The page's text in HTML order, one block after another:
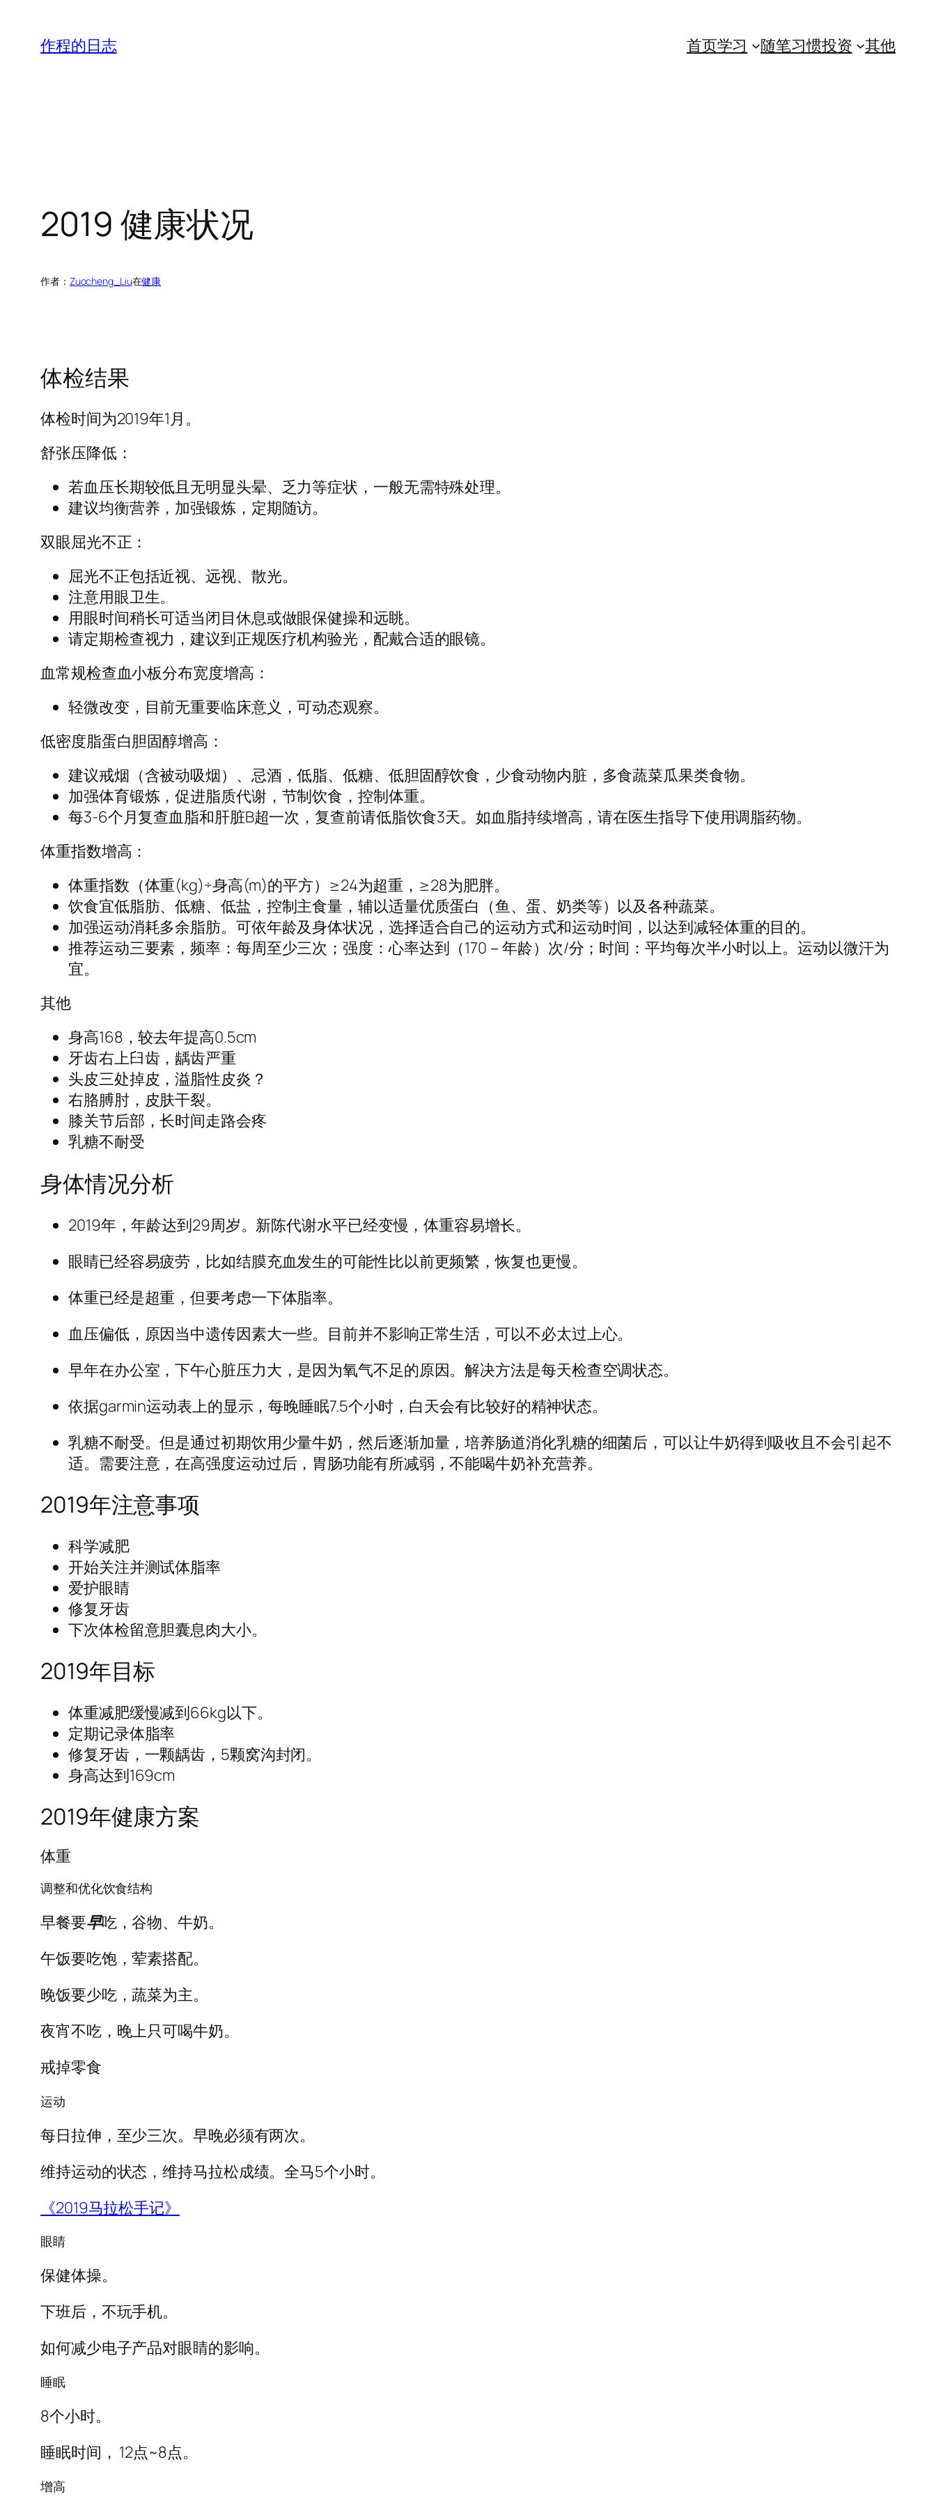
作程的日志 首页学习 随笔习惯投资 其他
2019 健康状况
作者： Zuocheng_Liu在健康
体检结果
体检时间为2019年1月。
舒张压降低：
若血压长期较低且无明显头晕、乏力等症状，一般无需特殊处理。
建议均衡营养，加强锻炼，定期随访。
双眼屈光不正：
屈光不正包括近视、远视、散光。
注意用眼卫生。
用眼时间稍长可适当闭目休息或做眼保健操和远眺。
请定期检查视力，建议到正规医疗机构验光，配戴合适的眼镜。
血常规检查血小板分布宽度增高：
轻微改变，目前无重要临床意义，可动态观察。
低密度脂蛋白胆固醇增高：
建议戒烟（含被动吸烟）、忌酒，低脂、低糖、低胆固醇饮食，少食动物内脏，多食蔬菜瓜果类食物。
加强体育锻炼，促进脂质代谢，节制饮食，控制体重。
每3-6个月复查血脂和肝脏B超一次，复查前请低脂饮食3天。如血脂持续增高，请在医生指导下使用调脂药物。
体重指数增高：
体重指数（体重(kg)÷身高(m)的平方）≥24为超重，≥28为肥胖。
饮食宜低脂肪、低糖、低盐，控制主食量，辅以适量优质蛋白（鱼、蛋、奶类等）以及各种蔬菜。
加强运动消耗多余脂肪。可依年龄及身体状况，选择适合自己的运动方式和运动时间，以达到减轻体重的目的。
推荐运动三要素，频率：每周至少三次；强度：心率达到（170－年龄）次/分；时间：平均每次半小时以上。运动以微汗为
宜。
其他
身高168，较去年提高0.5cm
牙齿右上臼齿，龋齿严重
头皮三处掉皮，溢脂性皮炎？
右胳膊肘，皮肤干裂。
膝关节后部，长时间走路会疼
乳糖不耐受
身体情况分析
2019年，年龄达到29周岁。新陈代谢水平已经变慢，体重容易增长。
眼睛已经容易疲劳，比如结膜充血发生的可能性比以前更频繁，恢复也更慢。
体重已经是超重，但要考虑一下体脂率。
血压偏低，原因当中遗传因素大一些。目前并不影响正常生活，可以不必太过上心。
早年在办公室，下午心脏压力大，是因为氧气不足的原因。解决方法是每天检查空调状态。
依据garmin运动表上的显示，每晚睡眠7.5个小时，白天会有比较好的精神状态。
乳糖不耐受。但是通过初期饮用少量牛奶，然后逐渐加量，培养肠道消化乳糖的细菌后，可以让牛奶得到吸收且不会引起不
适。需要注意，在高强度运动过后，胃肠功能有所减弱，不能喝牛奶补充营养。
2019年注意事项
科学减肥
开始关注并测试体脂率
爱护眼睛
修复牙齿
下次体检留意胆囊息肉大小。
2019年目标
体重减肥缓慢减到66kg以下。
定期记录体脂率
修复牙齿，一颗龋齿，5颗窝沟封闭。
身高达到169cm
2019年健康方案
体重
调整和优化饮食结构
早餐要早吃，谷物、牛奶。
午饭要吃饱，荤素搭配。
晚饭要少吃，蔬菜为主。
夜宵不吃，晚上只可喝牛奶。
戒掉零食
运动
每日拉伸，至少三次。早晚必须有两次。
维持运动的状态，维持马拉松成绩。全马5个小时。
《2019马拉松手记》
眼睛
保健体操。
下班后，不玩手机。
如何减少电子产品对眼睛的影响。
睡眠
8个小时。
睡眠时间， 12点~8点。
增高